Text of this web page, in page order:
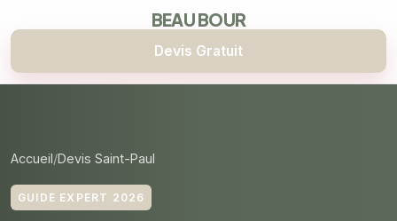
BEAU BOUR
Devis Gratuit
Accueil Devis Saint-Paul
GUIDE EXPERT 2026